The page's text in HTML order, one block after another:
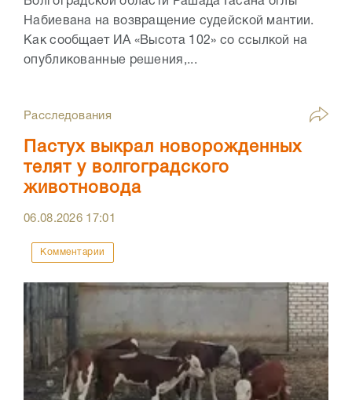
Набиевана на возвращение судейской мантии.
Как сообщает ИА «Высота 102» со ссылкой на
опубликованные решения,...
Расследования
Пастух выкрал новорожденных
телят у волгоградского
животновода
06.08.2026 17:01
Комментарии